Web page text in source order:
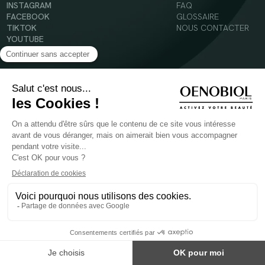
INSTAGRAM
FACEBOOK
TIKTOK
YOUTUBE
FAQ
GLOSSAIRE
NOUS CONTACTER
Mentions légales
Conditions Générales d’Utilisation
Politique en matière de cookies
POUR VOTRE SANTÉ, MANGEZ AU MOINS CINQ FRUITS ET LÉGUMES PAR JOUR -
WWW.MANGERBOUGER.FR
Les complément alimentaires doivent être utilisés dans le cadre d'un mode de vie sain et
ne pas être utilisés comme substituts d'un régimes alimentaire varié et équilibré.
Réservé à l'adulte. Consulter attentivement l'étiquetage des produits avant l'utilisation.